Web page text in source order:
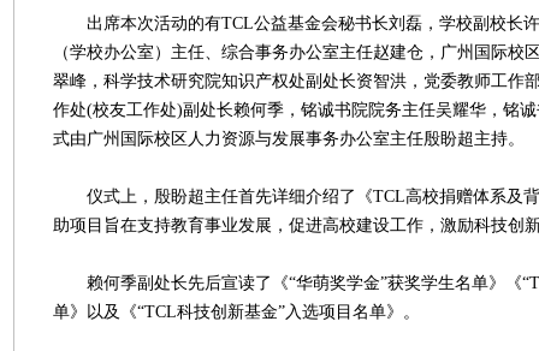
出席本次活动的有TCL公益基金会秘书长刘磊，学校副校长
（学校办公室）主任、综合事务办公室主任赵建仓，广州国际校
翠峰，科学技术研究院知识产权处副处长资智洪，党委教师工作
作处(校友工作处)副处长赖何季，铭诚书院院务主任吴耀华，铭
式由广州国际校区人力资源与发展事务办公室主任殷盼超主持。
仪式上，殷盼超主任首先详细介绍了《TCL高校捐赠体系及
助项目旨在支持教育事业发展，促进高校建设工作，激励科技创
赖何季副处长先后宣读了《“华萌奖学金”获奖学生名单》《
单》以及《“TCL科技创新基金”入选项目名单》。